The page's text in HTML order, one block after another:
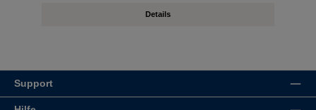
Details
Support